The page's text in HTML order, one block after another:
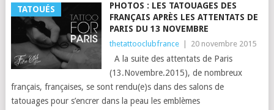
TATOUÉS
PHOTOS : LES TATOUAGES DES
FRANÇAIS APRÈS LES ATTENTATS DE
PARIS DU 13 NOVEMBRE
thetattooclubfrance 20 novembre 2015
A la suite des attentats de Paris
(13.Novembre.2015), de nombreux
français, françaises, se sont rendu(e)s dans des salons de
tatouages pour s’encrer dans la peau les emblèmes